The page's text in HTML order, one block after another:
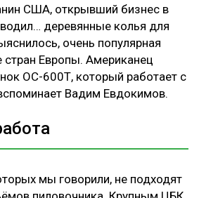
США, открывший бизнес в
деревянные колья для
очень популярная
стран Европы. Американец
ОС-600Т, который работает с
Вадим Евдокимов.
мы говорили, не подходят